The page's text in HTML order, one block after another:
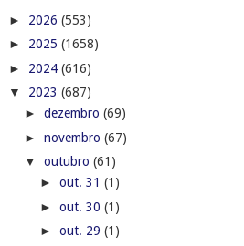
► 2026 (553)
► 2025 (1658)
► 2024 (616)
▼ 2023 (687)
► dezembro (69)
► novembro (67)
▼ outubro (61)
► out. 31 (1)
► out. 30 (1)
► out. 29 (1)